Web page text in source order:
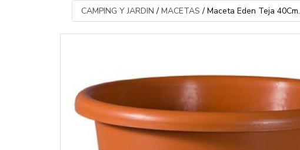
CAMPING Y JARDIN / MACETAS / Maceta Eden Teja 40Cm.